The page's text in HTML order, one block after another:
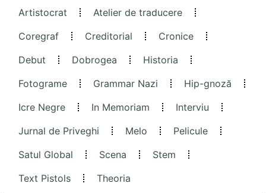
Artistocrat
Atelier de traducere
Coregraf
Creditorial
Cronice
Debut
Dobrogea
Historia
Fotograme
Grammar Nazi
Hip-gnoză
Icre Negre
In Memoriam
Interviu
Jurnal de Priveghi
Melo
Pelicule
Satul Global
Scena
Stem
Text Pistols
Theoria